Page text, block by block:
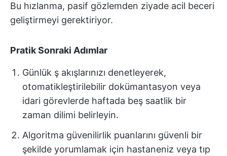
Bu hızlanma, pasif gözlemden ziyade acil beceri
geliştirmeyi gerektiriyor.
Pratik Sonraki Adımlar
Günlük ş akışlarınızı denetleyerek,
otomatikleştirilebilir dokümantasyon veya
idari görevlerde haftada beş saatlik bir
zaman dilimi belirleyin.
Algoritma güvenilirlik puanlarını güvenli bir
şekilde yorumlamak için hastaneniz veya tıp